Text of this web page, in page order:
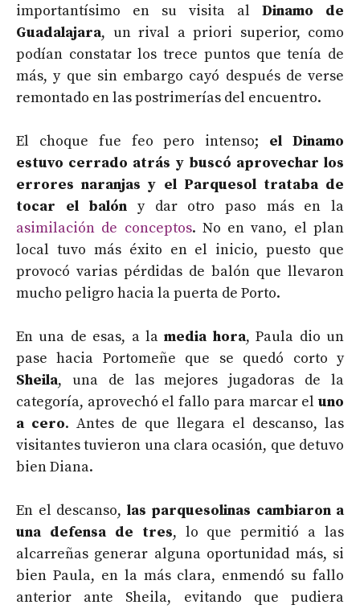
importantísimo en su visita al Dinamo de
Guadalajara, un rival a priori superior, como
podían constatar los trece puntos que tenía de
más, y que sin embargo cayó después de verse
remontado en las postrimerías del encuentro.
El choque fue feo pero intenso; el Dinamo
estuvo cerrado atrás y buscó aprovechar los
errores naranjas y el Parquesol trataba de
tocar el balón y dar otro paso más en la
asimilación de conceptos. No en vano, el plan
local tuvo más éxito en el inicio, puesto que
provocó varias pérdidas de balón que llevaron
mucho peligro hacia la puerta de Porto.
En una de esas, a lamedia hora, Paula dio un
pase hacia Portomeñe que se quedó corto y
Sheila, una de las mejores jugadoras de la
categoría, aprovechó el fallo para marcar el uno
a cero. Antes de que llegara el descanso, las
visitantes tuvieron una clara ocasión, que detuvo
bien Diana.
En el descanso, las parquesolinas cambiaron a
una defensa de tres, lo que permitió a las
alcarreñas generar alguna oportunidad más, si
bien Paula, en la más clara, enmendó su fallo
anterior ante Sheila, evitando que pudiera